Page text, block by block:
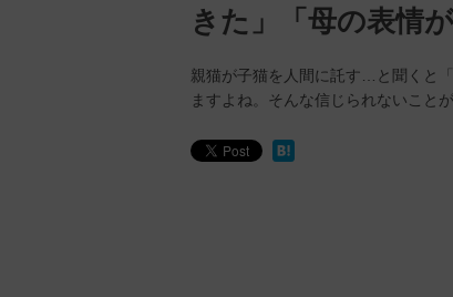
きた」「母の表情
親猫が子猫を人間に託す…と聞くと
ますよね。そんな信じられないこと